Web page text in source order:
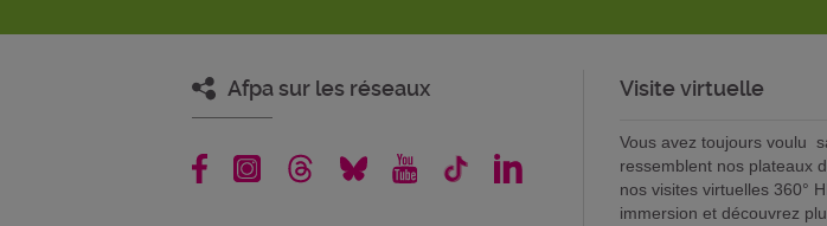
Afpa sur les réseaux Visite virtuelle
Vous avez toujours voulu
ressemblent nos plateaux
nos visites virtuelles 360°
immersion et découvrez